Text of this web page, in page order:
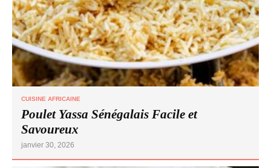
CUISINE AFRICAINE
Poulet Yassa Sénégalais Facile et
Savoureux
janvier 30, 2026